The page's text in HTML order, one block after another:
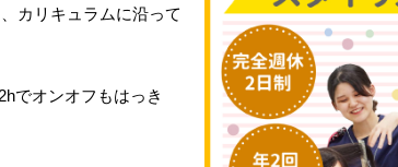
カリキュラムに沿って
でオンオフもはっき